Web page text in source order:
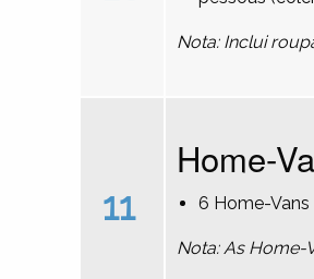
Nota: Inclui
11
Home-
6 Home-
Nota: As Home-